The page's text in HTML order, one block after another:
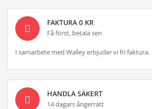
FAKTURA 0 KR
Få först, betala sen
I samarbete med Walley erbjuder vi fri faktura.
HANDLA SÄKERT
14 dagars ångerrätt